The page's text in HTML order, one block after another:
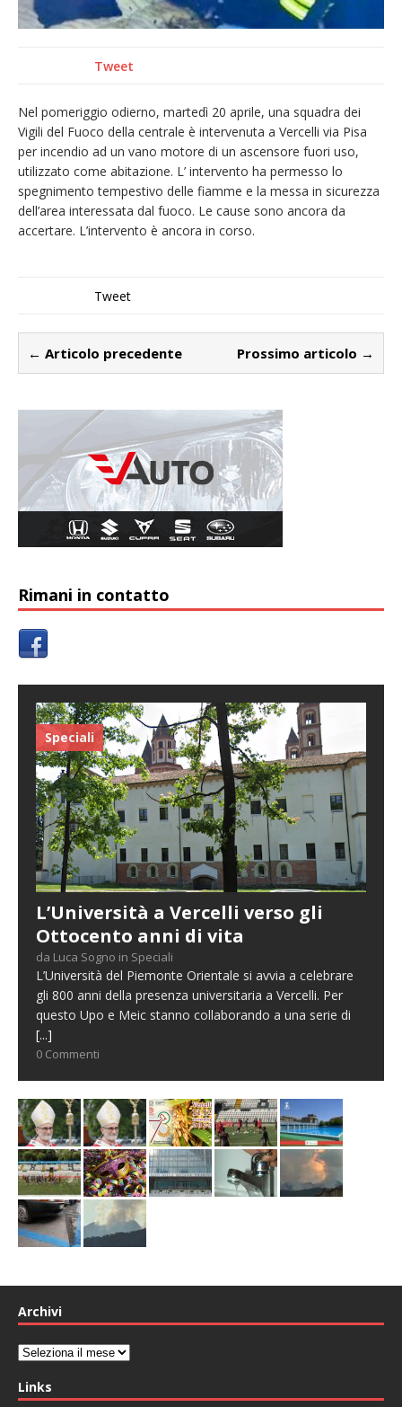
Tweet
Nel pomeriggio odierno, martedì 20 aprile, una squadra dei
Vigili del Fuoco della centrale è intervenuta a Vercelli via Pisa
per incendio ad un vano motore di un ascensore fuori uso,
utilizzato come abitazione. L’ intervento ha permesso lo
spegnimento tempestivo delle fiamme e la messa in sicurezza
dell’area interessata dal fuoco. Le cause sono ancora da
accertare. L’intervento è ancora in corso.
Tweet
← Articolo precedente Prossimo articolo →
Rimani in contatto
Speciali
L’Università a Vercelli verso gli
Ottocento anni di vita
da Luca Sogno in Speciali
L’Università del Piemonte Orientale si avvia a celebrare
gli 800 anni della presenza universitaria a Vercelli. Per
questo Upo e Meic stanno collaborando a una serie di
[...]
0 Commenti
Archivi
Archivi
Links